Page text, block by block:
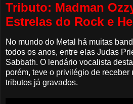
Tributo: Madman
Estrelas do Rock e
No mundo do Metal há muitas
todos os anos, entre elas Judas
Sabbath. O lendário vocalista
porém, teve o privilégio de receber
tributos já gravados.